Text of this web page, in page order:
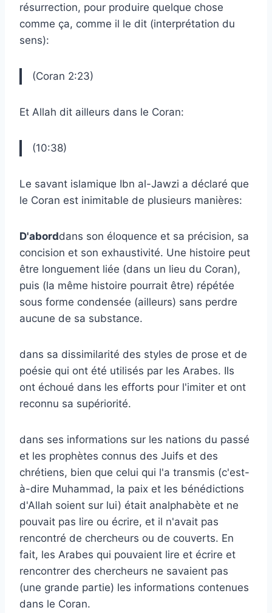
résurrection, pour produire quelque chose
comme ça, comme il le dit (interprétation du
sens):
(Coran 2:23)
Et Allah dit ailleurs dans le Coran:
(10:38)
Le savant islamique Ibn al-Jawzi a déclaré que
le Coran est inimitable de plusieurs manières:
D'aborddans son éloquence et sa précision, sa
concision et son exhaustivité. Une histoire peut
être longuement liée (dans un lieu du Coran),
puis (la même histoire pourrait être) répétée
sous forme condensée (ailleurs) sans perdre
aucune de sa substance.
dans sa dissimilarité des styles de prose et de
poésie qui ont été utilisés par les Arabes. Ils
ont échoué dans les efforts pour l'imiter et ont
reconnu sa supériorité.
dans ses informations sur les nations du passé
et les prophètes connus des Juifs et des
chrétiens, bien que celui qui l'a transmis (c'est-
à-dire Muhammad, la paix et les bénédictions
d'Allah soient sur lui) était analphabète et ne
pouvait pas lire ou écrire, et il n'avait pas
rencontré de chercheurs ou de couverts. En
fait, les Arabes qui pouvaient lire et écrire et
rencontrer des chercheurs ne savaient pas
(une grande partie) les informations contenues
dans le Coran.